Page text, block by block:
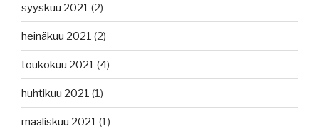
syyskuu 2021 (2)
heinäkuu 2021 (2)
toukokuu 2021 (4)
huhtikuu 2021 (1)
maaliskuu 2021 (1)